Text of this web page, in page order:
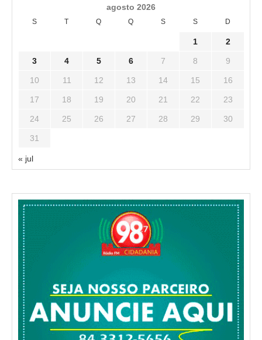
agosto 2026
S T Q Q S S D
1 2
3 4 5 6 7 8 9
10 11 12 13 14 15 16
17 18 19 20 21 22 23
24 25 26 27 28 29 30
31
« jul